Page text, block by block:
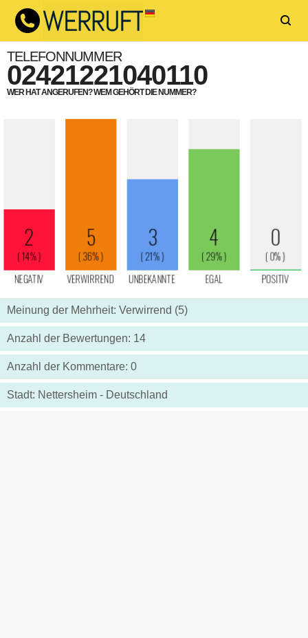
TELEFONNUMMER
02421221040110
WER HAT ANGERUFEN? WEM GEHÖRT DIE NUMMER?
Meinung der Mehrheit: Verwirrend (5)
Anzahl der Bewertungen: 14
Anzahl der Kommentare: 0
Stadt: Nettersheim - Deutschland